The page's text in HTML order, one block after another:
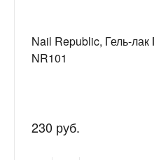
Nail Republic, Гель-
NR101
230 руб.